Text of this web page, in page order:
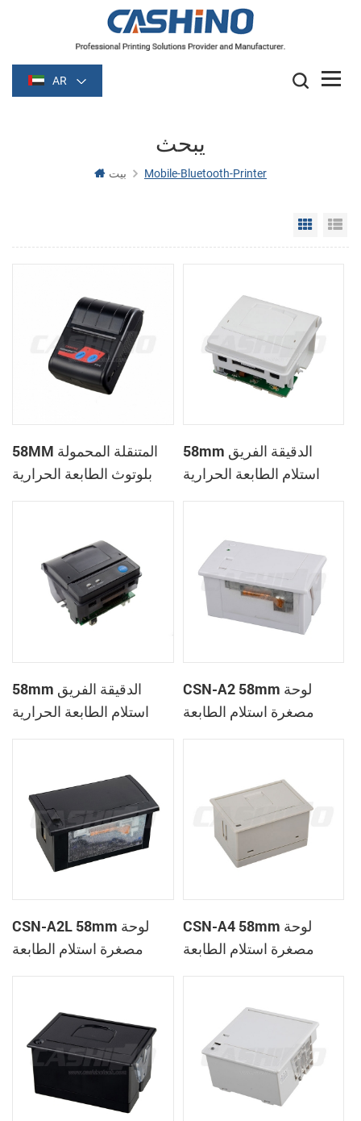
AR
يبحث
بيت Mobile-Bluetooth-Printer
Grid
58MM المتنقلة المحمولة
بلوتوث الطابعة الحرارية
58mm الدقيقة الفريق
استلام الطابعة الحرارية
58mm الدقيقة الفريق
استلام الطابعة الحرارية
CSN-A2 58mm لوحة
مصغرة استلام الطابعة
CSN-A2L 58mm لوحة
مصغرة استلام الطابعة
CSN-A4 58mm لوحة
مصغرة استلام الطابعة